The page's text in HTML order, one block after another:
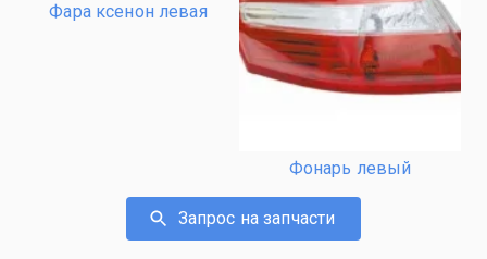
Фара ксенон левая
Фонарь левый
Запрос на запчасти